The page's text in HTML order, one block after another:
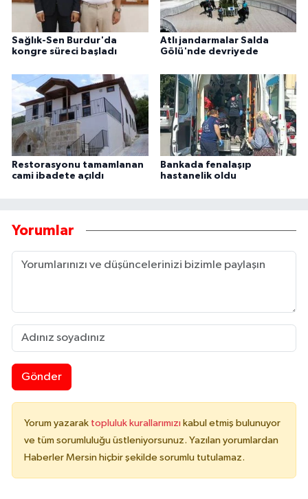
Sağlık-Sen Burdur'da
kongre süreci başladı
Atlı jandarmalar Salda
Gölü'nde devriyede
Restorasyonu tamamlanan
cami ibadete açıldı
Bankada fenalaşıp
hastanelik oldu
Yorumlar
Gönder
Yorum yazarak topluluk kurallarımızı kabul etmiş bulunuyor
ve tüm sorumluluğu üstleniyorsunuz. Yazılan yorumlardan
Haberler Mersin hiçbir şekilde sorumlu tutulamaz.